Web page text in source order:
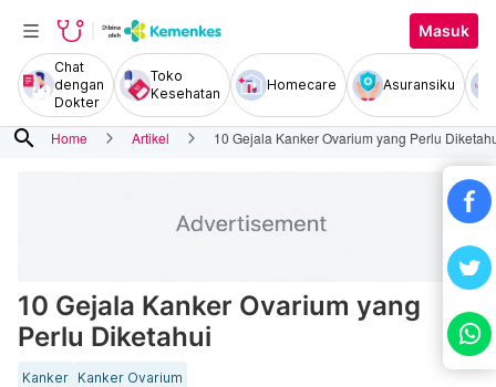
Masuk
Chat
dengan
Dokter
Toko
Kesehatan
Homecare Asuransiku
search Home Artikel 10 Gejala Kanker Ovarium yang Perlu
10 Gejala Kanker Ovarium yang
Perlu Diketahui
Kanker Kanker Ovarium